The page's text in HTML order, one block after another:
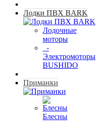
Лодки ПВХ BARK
Лодочные
моторы
-
Электромоторы
BUSHIDO
Приманки
Блесны